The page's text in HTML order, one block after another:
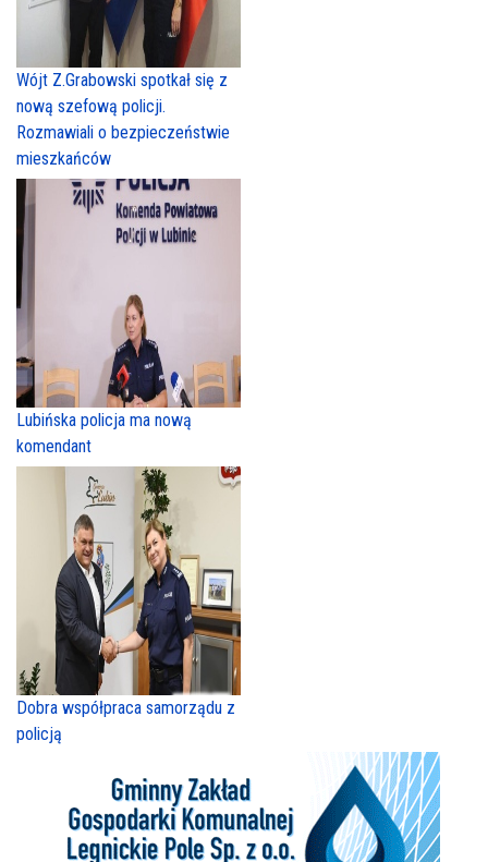
Wójt Z.Grabowski spotkał się z
nową szefową policji.
Rozmawiali o bezpieczeństwie
mieszkańców
Lubińska policja ma nową
komendant
Dobra współpraca samorządu z
policją